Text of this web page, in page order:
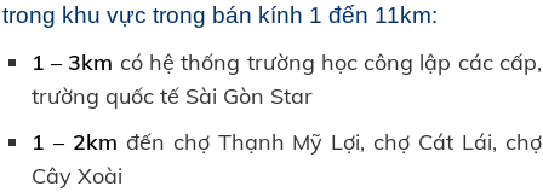
trong khu vực trong bán kính 1 đến 11km:
1 – 3km có hệ thống trường học công lập các cấp,
trường quốc tế Sài Gòn Star
1 – 2km đến chợ Thạnh Mỹ Lợi, chợ Cát Lái, chợ
Cây Xoài